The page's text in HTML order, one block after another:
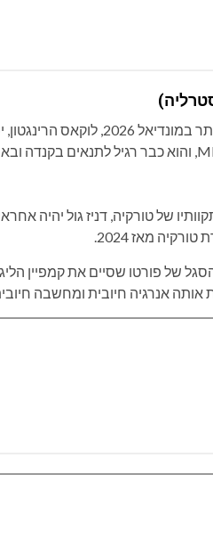
של טורקיה, דניז גול יהיה
מאז 2024.
אנרגיה חיובית ומחשבה